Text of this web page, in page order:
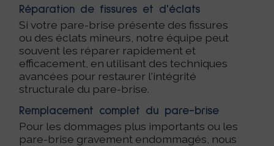
Réparation de fissures et d'éclats
Si votre pare-brise présente des fissures
ou des éclats mineurs, notre équipe peut
souvent les réparer rapidement et
efficacement, en utilisant des techniques
avancées pour restaurer l'intégrité
structurale du pare-brise.
Remplacement complet du pare-brise
Pour les dommages plus importants ou les
pare-brise gravement endommagés, nous